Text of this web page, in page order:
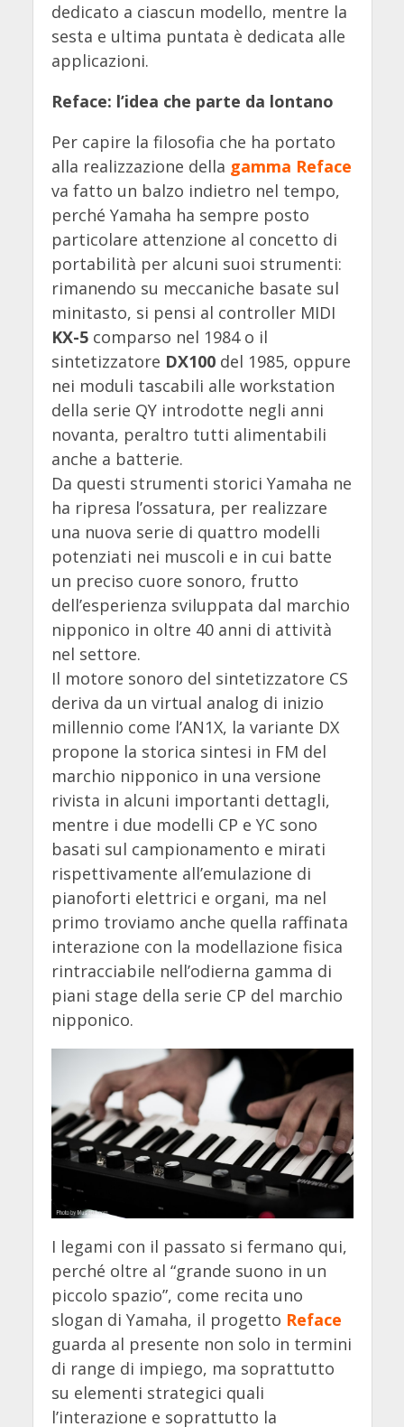
dedicato a ciascun modello, mentre la
sesta e ultima puntata è dedicata alle
applicazioni.
Reface: l’idea che parte da lontano
Per capire la filosofia che ha portato
alla realizzazione della gamma Reface
va fatto un balzo indietro nel tempo,
perché Yamaha ha sempre posto
particolare attenzione al concetto di
portabilità per alcuni suoi strumenti:
rimanendo su meccaniche basate sul
minitasto, si pensi al controller MIDI
KX-5comparso nel 1984 o il
sintetizzatore DX100del 1985, oppure
nei moduli tascabili alle workstation
della serie QY introdotte negli anni
novanta, peraltro tutti alimentabili
anche a batterie.
Da questi strumenti storici Yamaha ne
ha ripresa l’ossatura, per realizzare
una nuova serie di quattro modelli
potenziati nei muscoli e in cui batte
un preciso cuore sonoro, frutto
dell’esperienza sviluppata dal marchio
nipponico in oltre 40 anni di attività
nel settore.
Il motore sonoro del sintetizzatore CS
deriva da un virtual analog di inizio
millennio come l’AN1X, la variante DX
propone la storica sintesi in FM del
marchio nipponico in una versione
rivista in alcuni importanti dettagli,
mentre i due modelli CP e YC sono
basati sul campionamento e mirati
rispettivamente all’emulazione di
pianoforti elettrici e organi, ma nel
primo troviamo anche quella raffinata
interazione con la modellazione fisica
rintracciabile nell’odierna gamma di
piani stage della serie CP del marchio
nipponico.
I legami con il passato si fermano qui,
perché oltre al “grande suono in un
piccolo spazio”, come recita uno
slogan di Yamaha, il progetto Reface
guarda al presente non solo in termini
di range di impiego, ma soprattutto
su elementi strategici quali
l’interazione e soprattutto la